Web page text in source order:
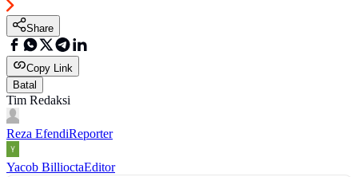
Share
Copy Link
Batal
Tim Redaksi
Reza EfendiReporter
Yacob BillioctaEditor